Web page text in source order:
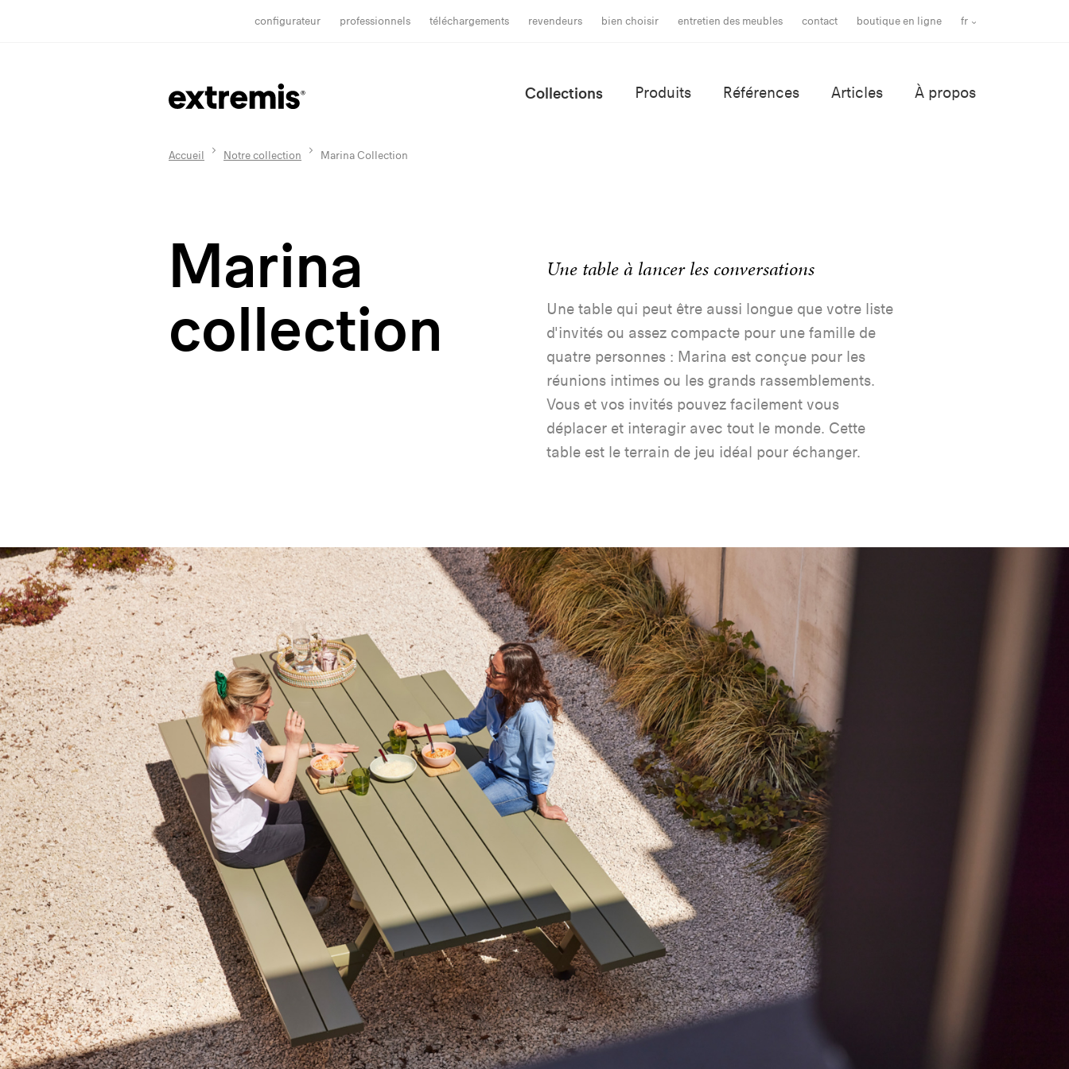
configurateur professionnels téléchargements revendeurs bien choisir entretien des meubles contact boutique en ligne fr
Collections Produits Références Articles À propos
Accueil Notre collection Marina Collection
Marina
collection
Une table à lancer les conversations
Une table qui peut être aussi longue que votre liste
d'invités ou assez compacte pour une famille de
quatre personnes : Marina est conçue pour les
réunions intimes ou les grands rassemblements.
Vous et vos invités pouvez facilement vous
déplacer et interagir avec tout le monde. Cette
table est le terrain de jeu idéal pour échanger.